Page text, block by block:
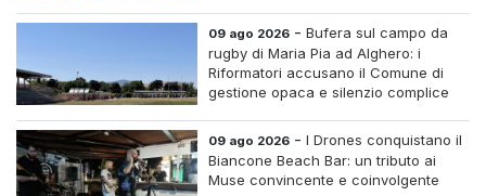
09 ago 2026 -Bufera sul campo da
rugby di Maria Pia ad Alghero: i
Riformatori accusano il Comune di
gestione opaca e silenzio complice
09 ago 2026 -I Drones conquistano il
Biancone Beach Bar: un tributo ai
Muse convincente e coinvolgente